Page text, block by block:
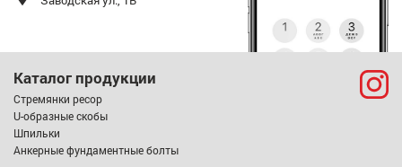
Каталог продукции
Стремянки ресор
U-образные скобы
Шпильки
Анкерные фундаментные болты